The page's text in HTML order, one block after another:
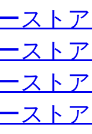
スト
スト
スト
スト